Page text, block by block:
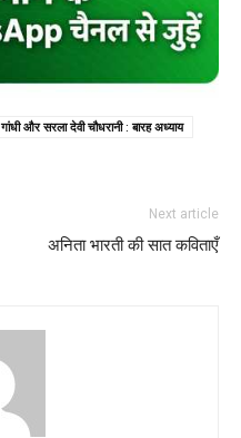
गांधी और सरला देवी चौधरानी : बारह अध्याय
Next article
अनिता भारती की सात कविताएँ